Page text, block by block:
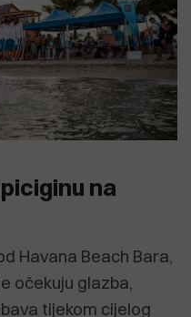
na
Havana Beach Bara,
očekuju glazba,
tijekom cijelog